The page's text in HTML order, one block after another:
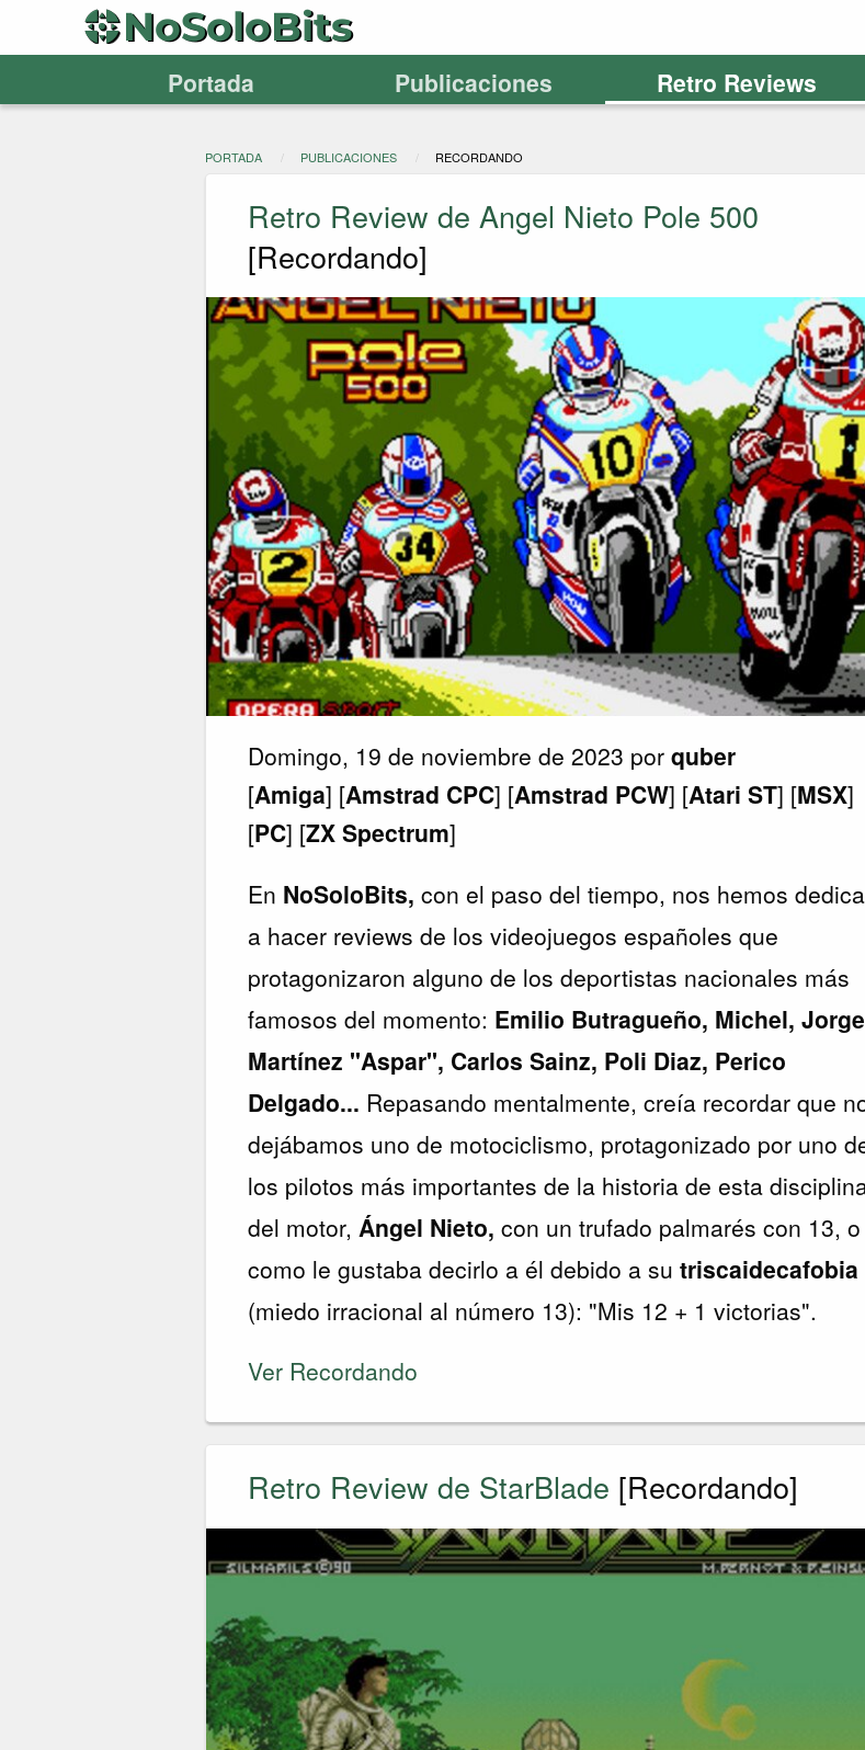
Portada Publicaciones Retro Reviews
PORTADA PUBLICACIONES RECORDANDO
Retro Review de Angel Nieto Pole 500
[Recordando]
Domingo, 19 de noviembre de 2023 porquber
[Amiga] [Amstrad CPC] [Amstrad PCW] [Atari ST] [MSX]
[PC] [ZX Spectrum]
En NoSoloBits,con el paso del tiempo, nos hemos
a hacer reviews de los videojuegos españoles que
protagonizaron alguno de los deportistas nacionales más
famosos del momento: Emilio Butragueño, Michel, Jorge
Martínez "Aspar", Carlos Sainz, Poli Diaz, Perico
Delgado... Repasando mentalmente, creía recordar que
dejábamos uno de motociclismo, protagonizado por uno
los pilotos más importantes de la historia de esta
del motor,Ángel Nieto,con un trufado palmarés con 13, o
como le gustaba decirlo a él debido a sutriscaidecafobia
(miedo irracional al número 13): "Mis 12 + 1 victorias".
Ver Recordando
Retro Review de StarBlade [Recordando]